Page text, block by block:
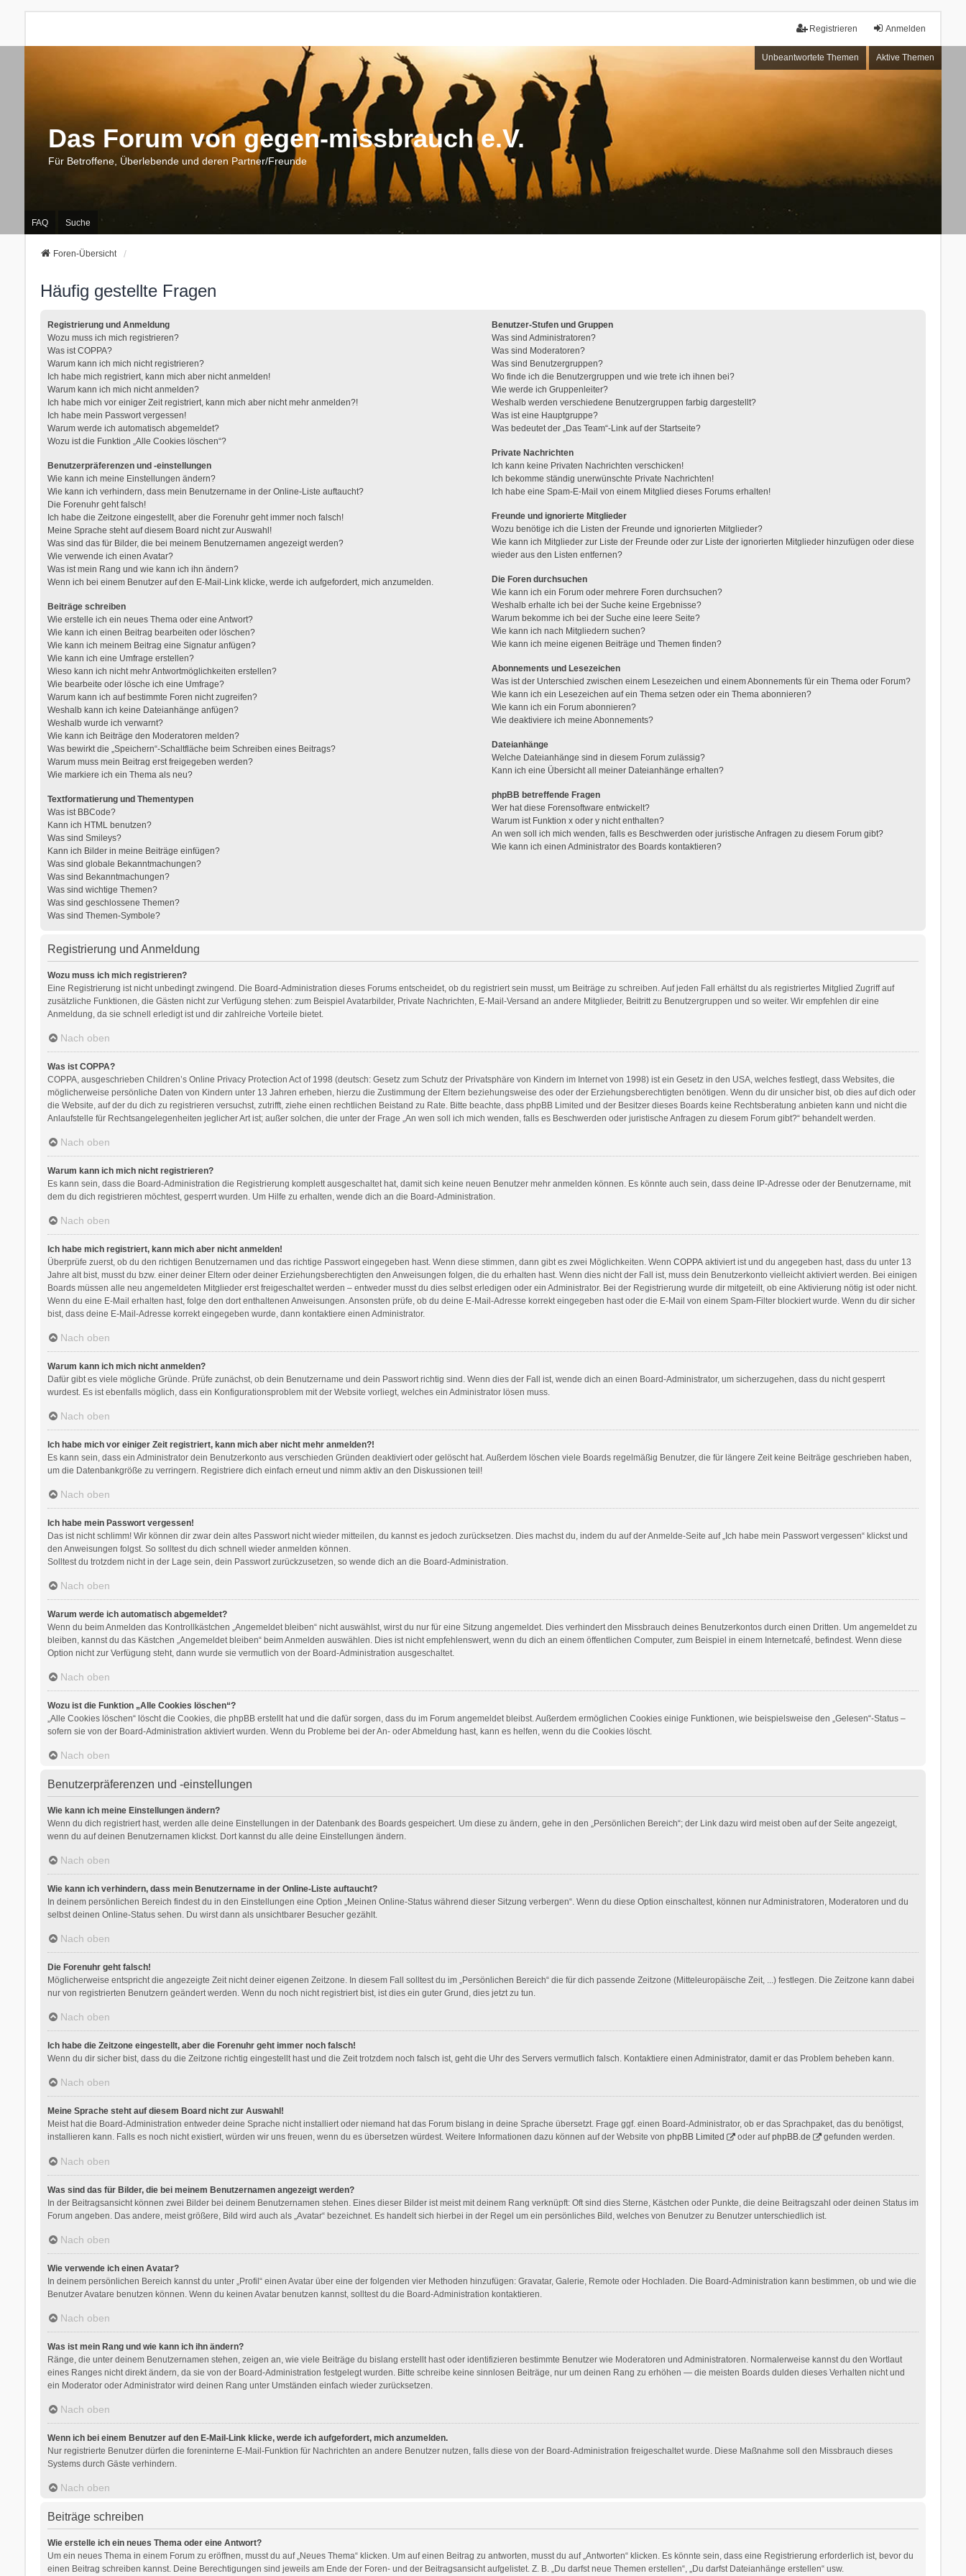
Anmelden
Registrieren
Unbeantwortete Themen Aktive Themen
Das Forum von gegen-missbrauch e.V.
Für Betroffene, Überlebende und deren Partner/Freunde
FAQ Suche
Foren-Übersicht
Häufig gestellte Fragen
Registrierung und Anmeldung
Wozu muss ich mich registrieren?
Was ist COPPA?
Warum kann ich mich nicht registrieren?
Ich habe mich registriert, kann mich aber nicht anmelden!
Warum kann ich mich nicht anmelden?
Ich habe mich vor einiger Zeit registriert, kann mich aber nicht mehr anmelden?!
Ich habe mein Passwort vergessen!
Warum werde ich automatisch abgemeldet?
Wozu ist die Funktion „Alle Cookies löschen“?
Benutzerpräferenzen und -einstellungen
Wie kann ich meine Einstellungen ändern?
Wie kann ich verhindern, dass mein Benutzername in der Online-Liste auftaucht?
Die Forenuhr geht falsch!
Ich habe die Zeitzone eingestellt, aber die Forenuhr geht immer noch falsch!
Meine Sprache steht auf diesem Board nicht zur Auswahl!
Was sind das für Bilder, die bei meinem Benutzernamen angezeigt werden?
Wie verwende ich einen Avatar?
Was ist mein Rang und wie kann ich ihn ändern?
Wenn ich bei einem Benutzer auf den E-Mail-Link klicke, werde ich aufgefordert, mich anzumelden.
Beiträge schreiben
Wie erstelle ich ein neues Thema oder eine Antwort?
Wie kann ich einen Beitrag bearbeiten oder löschen?
Wie kann ich meinem Beitrag eine Signatur anfügen?
Wie kann ich eine Umfrage erstellen?
Wieso kann ich nicht mehr Antwortmöglichkeiten erstellen?
Wie bearbeite oder lösche ich eine Umfrage?
Warum kann ich auf bestimmte Foren nicht zugreifen?
Weshalb kann ich keine Dateianhänge anfügen?
Weshalb wurde ich verwarnt?
Wie kann ich Beiträge den Moderatoren melden?
Was bewirkt die „Speichern“-Schaltfläche beim Schreiben eines Beitrags?
Warum muss mein Beitrag erst freigegeben werden?
Wie markiere ich ein Thema als neu?
Textformatierung und Thementypen
Was ist BBCode?
Kann ich HTML benutzen?
Was sind Smileys?
Kann ich Bilder in meine Beiträge einfügen?
Was sind globale Bekanntmachungen?
Was sind Bekanntmachungen?
Was sind wichtige Themen?
Was sind geschlossene Themen?
Was sind Themen-Symbole?
Benutzer-Stufen und Gruppen
Was sind Administratoren?
Was sind Moderatoren?
Was sind Benutzergruppen?
Wo finde ich die Benutzergruppen und wie trete ich ihnen bei?
Wie werde ich Gruppenleiter?
Weshalb werden verschiedene Benutzergruppen farbig dargestellt?
Was ist eine Hauptgruppe?
Was bedeutet der „Das Team“-Link auf der Startseite?
Private Nachrichten
Ich kann keine Privaten Nachrichten verschicken!
Ich bekomme ständig unerwünschte Private Nachrichten!
Ich habe eine Spam-E-Mail von einem Mitglied dieses Forums erhalten!
Freunde und ignorierte Mitglieder
Wozu benötige ich die Listen der Freunde und ignorierten Mitglieder?
Wie kann ich Mitglieder zur Liste der Freunde oder zur Liste der ignorierten Mitglieder hinzufügen oder diese
wieder aus den Listen entfernen?
Die Foren durchsuchen
Wie kann ich ein Forum oder mehrere Foren durchsuchen?
Weshalb erhalte ich bei der Suche keine Ergebnisse?
Warum bekomme ich bei der Suche eine leere Seite?
Wie kann ich nach Mitgliedern suchen?
Wie kann ich meine eigenen Beiträge und Themen finden?
Abonnements und Lesezeichen
Was ist der Unterschied zwischen einem Lesezeichen und einem Abonnements für ein Thema oder Forum?
Wie kann ich ein Lesezeichen auf ein Thema setzen oder ein Thema abonnieren?
Wie kann ich ein Forum abonnieren?
Wie deaktiviere ich meine Abonnements?
Dateianhänge
Welche Dateianhänge sind in diesem Forum zulässig?
Kann ich eine Übersicht all meiner Dateianhänge erhalten?
phpBB betreffende Fragen
Wer hat diese Forensoftware entwickelt?
Warum ist Funktion x oder y nicht enthalten?
An wen soll ich mich wenden, falls es Beschwerden oder juristische Anfragen zu diesem Forum gibt?
Wie kann ich einen Administrator des Boards kontaktieren?
Registrierung und Anmeldung
Wozu muss ich mich registrieren?
Eine Registrierung ist nicht unbedingt zwingend. Die Board-Administration dieses Forums entscheidet, ob du registriert sein musst, um Beiträge zu schreiben. Auf jeden Fall erhältst du als registriertes Mitglied Zugriff auf
zusätzliche Funktionen, die Gästen nicht zur Verfügung stehen: zum Beispiel Avatarbilder, Private Nachrichten, E-Mail-Versand an andere Mitglieder, Beitritt zu Benutzergruppen und so weiter. Wir empfehlen dir eine
Anmeldung, da sie schnell erledigt ist und dir zahlreiche Vorteile bietet.
Nach oben
Was ist COPPA?
COPPA, ausgeschrieben Children’s Online Privacy Protection Act of 1998 (deutsch: Gesetz zum Schutz der Privatsphäre von Kindern im Internet von 1998) ist ein Gesetz in den USA, welches festlegt, dass Websites, die
möglicherweise persönliche Daten von Kindern unter 13 Jahren erheben, hierzu die Zustimmung der Eltern beziehungsweise des oder der Erziehungsberechtigten benötigen. Wenn du dir unsicher bist, ob dies auf dich oder
die Website, auf der du dich zu registrieren versuchst, zutrifft, ziehe einen rechtlichen Beistand zu Rate. Bitte beachte, dass phpBB Limited und der Besitzer dieses Boards keine Rechtsberatung anbieten kann und nicht die
Anlaufstelle für Rechtsangelegenheiten jeglicher Art ist; außer solchen, die unter der Frage „An wen soll ich mich wenden, falls es Beschwerden oder juristische Anfragen zu diesem Forum gibt?“ behandelt werden.
Nach oben
Warum kann ich mich nicht registrieren?
Es kann sein, dass die Board-Administration die Registrierung komplett ausgeschaltet hat, damit sich keine neuen Benutzer mehr anmelden können. Es könnte auch sein, dass deine IP-Adresse oder der Benutzername, mit
dem du dich registrieren möchtest, gesperrt wurden. Um Hilfe zu erhalten, wende dich an die Board-Administration.
Nach oben
Ich habe mich registriert, kann mich aber nicht anmelden!
Überprüfe zuerst, ob du den richtigen Benutzernamen und das richtige Passwort eingegeben hast. Wenn diese stimmen, dann gibt es zwei Möglichkeiten. Wenn COPPAaktiviert ist und du angegeben hast, dass du unter 13
Jahre alt bist, musst du bzw. einer deiner Eltern oder deiner Erziehungsberechtigten den Anweisungen folgen, die du erhalten hast. Wenn dies nicht der Fall ist, muss dein Benutzerkonto vielleicht aktiviert werden. Bei einigen
Boards müssen alle neu angemeldeten Mitglieder erst freigeschaltet werden – entweder musst du dies selbst erledigen oder ein Administrator. Bei der Registrierung wurde dir mitgeteilt, ob eine Aktivierung nötig ist oder nicht.
Wenn du eine E-Mail erhalten hast, folge den dort enthaltenen Anweisungen. Ansonsten prüfe, ob du deine E-Mail-Adresse korrekt eingegeben hast oder die E-Mail von einem Spam-Filter blockiert wurde. Wenn du dir sicher
bist, dass deine E-Mail-Adresse korrekt eingegeben wurde, dann kontaktiere einen Administrator.
Nach oben
Warum kann ich mich nicht anmelden?
Dafür gibt es viele mögliche Gründe. Prüfe zunächst, ob dein Benutzername und dein Passwort richtig sind. Wenn dies der Fall ist, wende dich an einen Board-Administrator, um sicherzugehen, dass du nicht gesperrt
wurdest. Es ist ebenfalls möglich, dass ein Konfigurationsproblem mit der Website vorliegt, welches ein Administrator lösen muss.
Nach oben
Ich habe mich vor einiger Zeit registriert, kann mich aber nicht mehr anmelden?!
Es kann sein, dass ein Administrator dein Benutzerkonto aus verschieden Gründen deaktiviert oder gelöscht hat. Außerdem löschen viele Boards regelmäßig Benutzer, die für längere Zeit keine Beiträge geschrieben haben,
um die Datenbankgröße zu verringern. Registriere dich einfach erneut und nimm aktiv an den Diskussionen teil!
Nach oben
Ich habe mein Passwort vergessen!
Das ist nicht schlimm! Wir können dir zwar dein altes Passwort nicht wieder mitteilen, du kannst es jedoch zurücksetzen. Dies machst du, indem du auf der Anmelde-Seite auf „Ich habe mein Passwort vergessen“ klickst und
den Anweisungen folgst. So solltest du dich schnell wieder anmelden können.
Solltest du trotzdem nicht in der Lage sein, dein Passwort zurückzusetzen, so wende dich an die Board-Administration.
Nach oben
Warum werde ich automatisch abgemeldet?
Wenn du beim Anmelden das Kontrollkästchen „Angemeldet bleiben“ nicht auswählst, wirst du nur für eine Sitzung angemeldet. Dies verhindert den Missbrauch deines Benutzerkontos durch einen Dritten. Um angemeldet zu
bleiben, kannst du das Kästchen „Angemeldet bleiben“ beim Anmelden auswählen. Dies ist nicht empfehlenswert, wenn du dich an einem öffentlichen Computer, zum Beispiel in einem Internetcafé, befindest. Wenn diese
Option nicht zur Verfügung steht, dann wurde sie vermutlich von der Board-Administration ausgeschaltet.
Nach oben
Wozu ist die Funktion „Alle Cookies löschen“?
„Alle Cookies löschen“ löscht die Cookies, die phpBB erstellt hat und die dafür sorgen, dass du im Forum angemeldet bleibst. Außerdem ermöglichen Cookies einige Funktionen, wie beispielsweise den „Gelesen“-Status –
sofern sie von der Board-Administration aktiviert wurden. Wenn du Probleme bei der An- oder Abmeldung hast, kann es helfen, wenn du die Cookies löscht.
Nach oben
Benutzerpräferenzen und -einstellungen
Wie kann ich meine Einstellungen ändern?
Wenn du dich registriert hast, werden alle deine Einstellungen in der Datenbank des Boards gespeichert. Um diese zu ändern, gehe in den „Persönlichen Bereich“; der Link dazu wird meist oben auf der Seite angezeigt,
wenn du auf deinen Benutzernamen klickst. Dort kannst du alle deine Einstellungen ändern.
Nach oben
Wie kann ich verhindern, dass mein Benutzername in der Online-Liste auftaucht?
In deinem persönlichen Bereich findest du in den Einstellungen eine Option „Meinen Online-Status während dieser Sitzung verbergen“. Wenn du diese Option einschaltest, können nur Administratoren, Moderatoren und du
selbst deinen Online-Status sehen. Du wirst dann als unsichtbarer Besucher gezählt.
Nach oben
Die Forenuhr geht falsch!
Möglicherweise entspricht die angezeigte Zeit nicht deiner eigenen Zeitzone. In diesem Fall solltest du im „Persönlichen Bereich“ die für dich passende Zeitzone (Mitteleuropäische Zeit, ...) festlegen. Die Zeitzone kann dabei
nur von registrierten Benutzern geändert werden. Wenn du noch nicht registriert bist, ist dies ein guter Grund, dies jetzt zu tun.
Nach oben
Ich habe die Zeitzone eingestellt, aber die Forenuhr geht immer noch falsch!
Wenn du dir sicher bist, dass du die Zeitzone richtig eingestellt hast und die Zeit trotzdem noch falsch ist, geht die Uhr des Servers vermutlich falsch. Kontaktiere einen Administrator, damit er das Problem beheben kann.
Nach oben
Meine Sprache steht auf diesem Board nicht zur Auswahl!
Meist hat die Board-Administration entweder deine Sprache nicht installiert oder niemand hat das Forum bislang in deine Sprache übersetzt. Frage ggf. einen Board-Administrator, ob er das Sprachpaket, das du benötigst,
installieren kann. Falls es noch nicht existiert, würden wir uns freuen, wenn du es übersetzen würdest. Weitere Informationen dazu können auf der Website von phpBB Limited oder aufphpBB.de gefunden werden.
Nach oben
Was sind das für Bilder, die bei meinem Benutzernamen angezeigt werden?
In der Beitragsansicht können zwei Bilder bei deinem Benutzernamen stehen. Eines dieser Bilder ist meist mit deinem Rang verknüpft: Oft sind dies Sterne, Kästchen oder Punkte, die deine Beitragszahl oder deinen Status im
Forum angeben. Das andere, meist größere, Bild wird auch als „Avatar“ bezeichnet. Es handelt sich hierbei in der Regel um ein persönliches Bild, welches von Benutzer zu Benutzer unterschiedlich ist.
Nach oben
Wie verwende ich einen Avatar?
In deinem persönlichen Bereich kannst du unter „Profil“ einen Avatar über eine der folgenden vier Methoden hinzufügen: Gravatar, Galerie, Remote oder Hochladen. Die Board-Administration kann bestimmen, ob und wie die
Benutzer Avatare benutzen können. Wenn du keinen Avatar benutzen kannst, solltest du die Board-Administration kontaktieren.
Nach oben
Was ist mein Rang und wie kann ich ihn ändern?
Ränge, die unter deinem Benutzernamen stehen, zeigen an, wie viele Beiträge du bislang erstellt hast oder identifizieren bestimmte Benutzer wie Moderatoren und Administratoren. Normalerweise kannst du den Wortlaut
eines Ranges nicht direkt ändern, da sie von der Board-Administration festgelegt wurden. Bitte schreibe keine sinnlosen Beiträge, nur um deinen Rang zu erhöhen — die meisten Boards dulden dieses Verhalten nicht und
ein Moderator oder Administrator wird deinen Rang unter Umständen einfach wieder zurücksetzen.
Nach oben
Wenn ich bei einem Benutzer auf den E-Mail-Link klicke, werde ich aufgefordert, mich anzumelden.
Nur registrierte Benutzer dürfen die foreninterne E-Mail-Funktion für Nachrichten an andere Benutzer nutzen, falls diese von der Board-Administration freigeschaltet wurde. Diese Maßnahme soll den Missbrauch dieses
Systems durch Gäste verhindern.
Nach oben
Beiträge schreiben
Wie erstelle ich ein neues Thema oder eine Antwort?
Um ein neues Thema in einem Forum zu eröffnen, musst du auf „Neues Thema“ klicken. Um auf einen Beitrag zu antworten, musst du auf „Antworten“ klicken. Es könnte sein, dass eine Registrierung erforderlich ist, bevor du
einen Beitrag schreiben kannst. Deine Berechtigungen sind jeweils am Ende der Foren- und der Beitragsansicht aufgelistet. Z. B. „Du darfst neue Themen erstellen“, „Du darfst Dateianhänge erstellen“ usw.